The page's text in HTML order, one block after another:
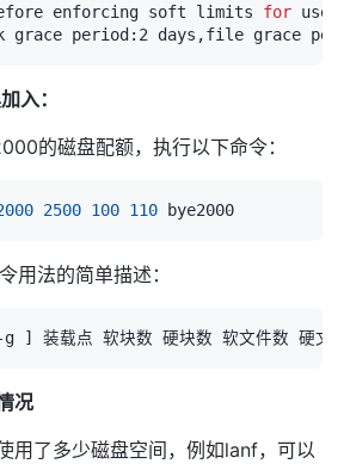
enforcing soft limits for
入：
的磁盘配额，执行以下命令：
2500 100 110
用法的简单描述：
g ]
况
用了多少磁盘空间，例如lanf，可以